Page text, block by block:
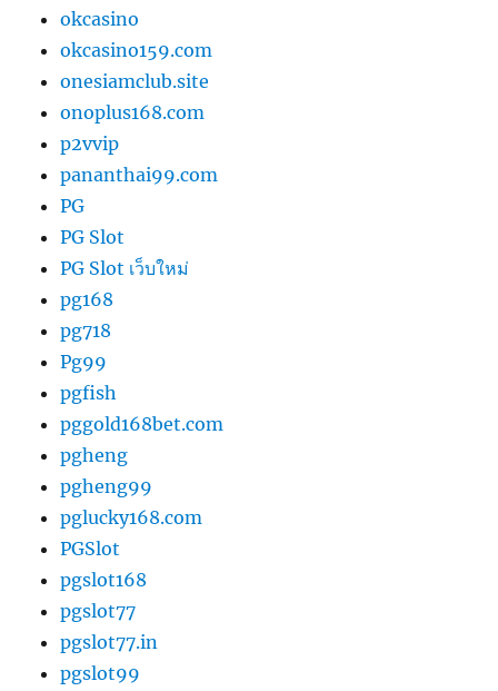
okcasino
okcasino159.com
onesiamclub.site
onoplus168.com
p2vvip
pananthai99.com
PG
PG Slot
PG Slot เว็บใหม่
pg168
pg718
Pg99
pgfish
pggold168bet.com
pgheng
pgheng99
pglucky168.com
PGSlot
pgslot168
pgslot77
pgslot77.in
pgslot99